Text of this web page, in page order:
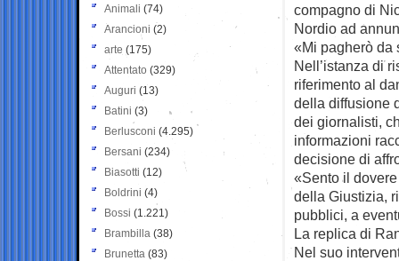
compagno di
Nordio ad
«Mi pagherò da
Nell’istanza di
riferimento al
della diffusione
dei giornalisti,
informazioni
decisione di
«Sento il
della Giustizia,
pubblici, a
La replica di
Nel suo
Animali (74)
Arancioni (2)
arte (175)
Attentato (329)
Auguri (13)
Batini (3)
Berlusconi (4.295)
Bersani (234)
Biasotti (12)
Boldrini (4)
Bossi (1.221)
Brambilla (38)
Brunetta (83)